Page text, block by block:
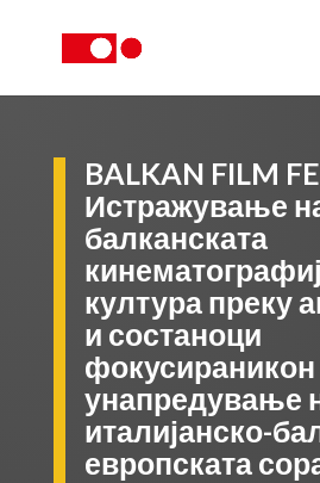
BALKAN FILM
Истражување
балканската
култура преку
и состаноци
фокусираникон
унапредување
италијанско-
европската